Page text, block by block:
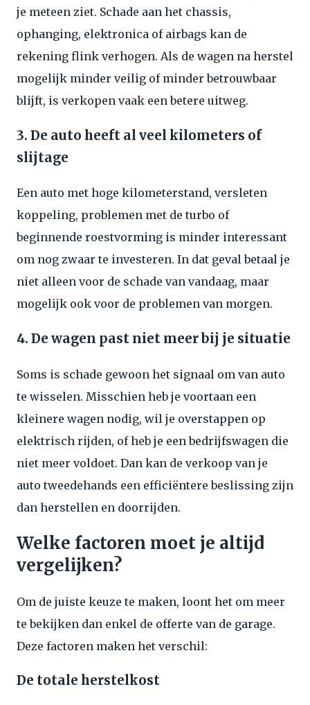
je meteen ziet. Schade aan het chassis,
ophanging, elektronica of airbags kan de
rekening flink verhogen. Als de wagen na herstel
mogelijk minder veilig of minder betrouwbaar
blijft, is verkopen vaak een betere uitweg.
3. De auto heeft al veel kilometers of
slijtage
Een auto met hoge kilometerstand, versleten
koppeling, problemen met de turbo of
beginnende roestvorming is minder interessant
om nog zwaar te investeren. In dat geval betaal je
niet alleen voor de schade van vandaag, maar
mogelijk ook voor de problemen van morgen.
4. De wagen past niet meer bij je situatie
Soms is schade gewoon het signaal om van auto
te wisselen. Misschien heb je voortaan een
kleinere wagen nodig, wil je overstappen op
elektrisch rijden, of heb je een bedrijfswagen die
niet meer voldoet. Dan kan de verkoop van je
auto tweedehands een efficiëntere beslissing zijn
dan herstellen en doorrijden.
Welke factoren moet je altijd
vergelijken?
Om de juiste keuze te maken, loont het om meer
te bekijken dan enkel de offerte van de garage.
Deze factoren maken het verschil:
De totale herstelkost